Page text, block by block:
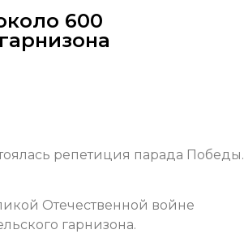
600
репетиция парада Победы.
Отечественной войне
гарнизона.